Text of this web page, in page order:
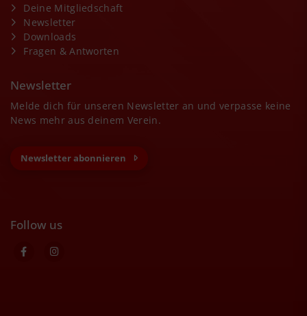
Deine Mitgliedschaft
Newsletter
Downloads
Fragen & Antworten
Newsletter
Melde dich für unseren Newsletter an und verpasse keine
News mehr aus deinem Verein.
Newsletter abonnieren
Follow us